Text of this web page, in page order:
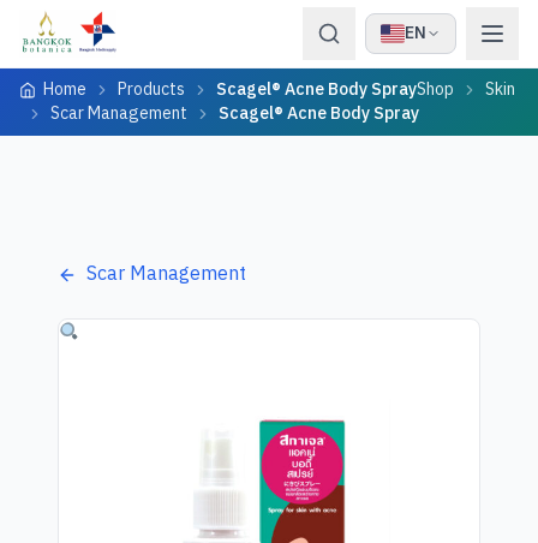
Skip to content
EN
Home Products Scagel® Acne Body SprayShop
Skin
Scar Management
Scagel® Acne Body Spray
Scar Management